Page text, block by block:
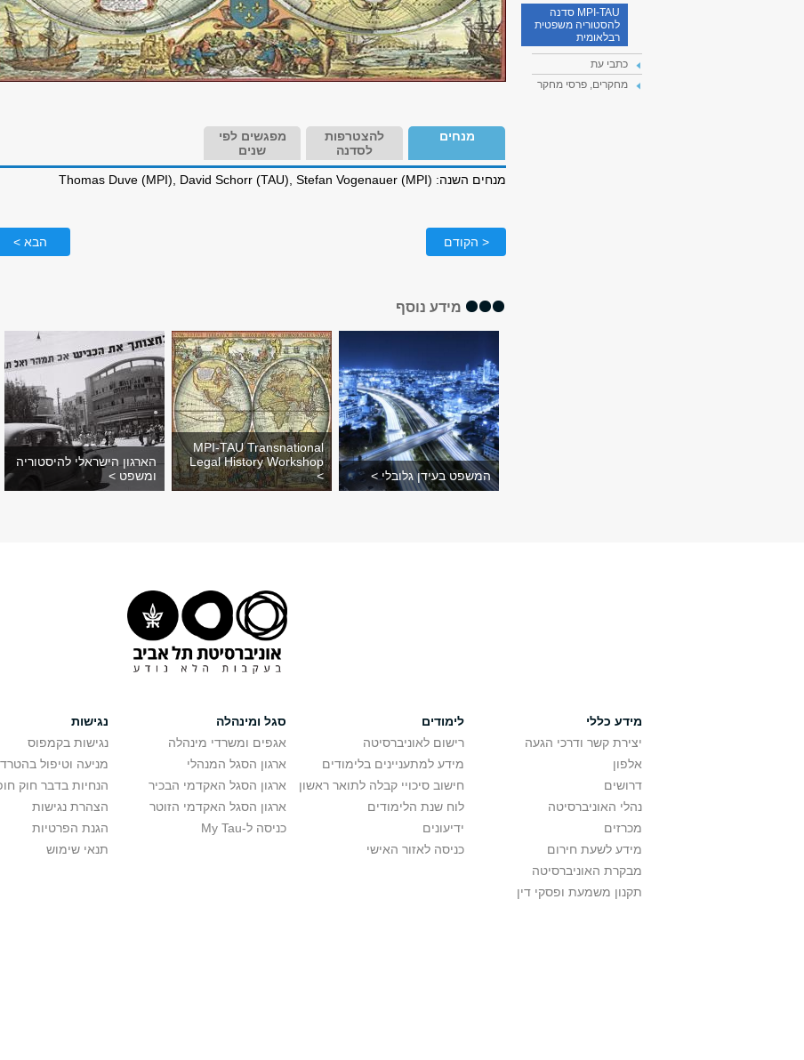
MPI-TAU סדנה
להסטוריה משפטית
רבלאומית
כתבי עת
מחקרים, פרסי מחקר
מנחים
להצטרפות
לסדנה
מפגשים לפי
שנים
מנחים השנה: Thomas Duve (MPI), David Schorr (TAU), Stefan Vogenauer (MPI)
< הקודם הבא >
מידע נוסף
המשפט בעידן גלובלי >
MPI-TAU Transnational
Legal History Workshop
>
הארגון הישראלי להיסטוריה
ומשפט >
מידע כללי
יצירת קשר ודרכי הגעה
אלפון
דרושים
נהלי האוניברסיטה
מכרזים
מידע לשעת חירום
מבקרת האוניברסיטה
תקנון משמעת ופסקי דין
לימודים
רישום לאוניברסיטה
מידע למתעניינים בלימודים
חישוב סיכויי קבלה לתואר ראשון
לוח שנת הלימודים
ידיעונים
כניסה לאזור האישי
סגל ומינהלה
אגפים ומשרדי מינהלה
ארגון הסגל המנהלי
ארגון הסגל האקדמי הבכיר
ארגון הסגל האקדמי הזוטר
כניסה ל-My Tau
נגישות
נגישות בקמפוס
מניעה וטיפול
הנחיות בדבר חוק
הצהרת נגישות
הגנת הפרטיות
תנאי שימוש